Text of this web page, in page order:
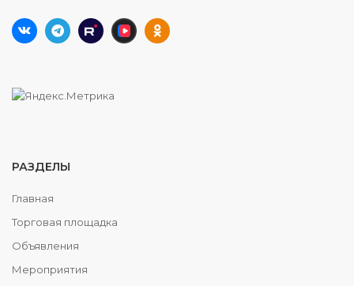
РАЗДЕЛЫ
Главная
Торговая площадка
Объявления
Мероприятия